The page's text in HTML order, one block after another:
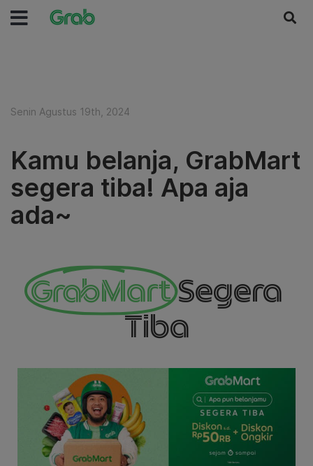
Senin Agustus 19th, 2024
Kamu belanja, GrabMart
segera tiba! Apa aja
ada~
GrabMartSegera
Tiba